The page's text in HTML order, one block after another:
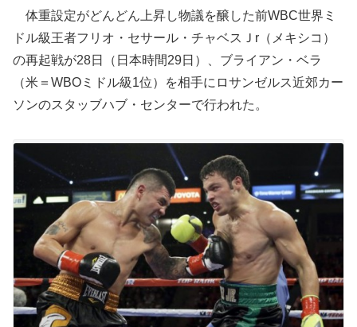
体重設定がどんどん上昇し物議を醸した前WBC世界ミ
ドル級王者フリオ・セサール・チャベスＪr（メキシコ）
の再起戦が28日（日本時間29日）、ブライアン・ベラ
（米＝WBOミドル級1位）を相手にロサンゼルス近郊カー
ソンのスタッブハブ・センターで行われた。